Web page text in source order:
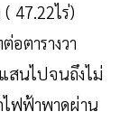
47.22ไร่)
ตารางวา
สนไปจนถึงไม่
ไฟฟ้าพาดผ่าน